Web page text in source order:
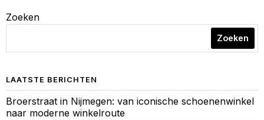
Zoeken
Zoeken
LAATSTE BERICHTEN
Broerstraat in Nijmegen: van iconische schoenenwinkel
naar moderne winkelroute